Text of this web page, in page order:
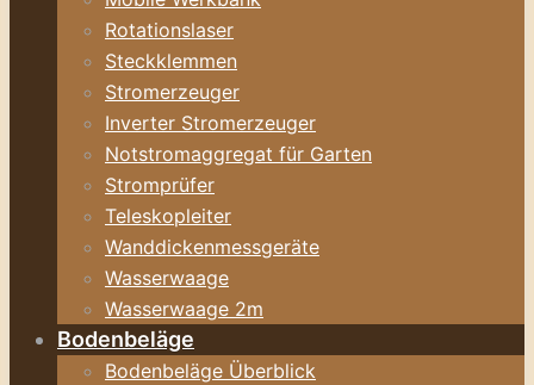
Rotationslaser
Steckklemmen
Stromerzeuger
Inverter Stromerzeuger
Notstromaggregat für Garten
Stromprüfer
Teleskopleiter
Wanddickenmessgeräte
Wasserwaage
Wasserwaage 2m
Bodenbeläge
Bodenbeläge Überblick